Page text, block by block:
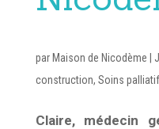
par Maison de Nicodème
construction, Soins
Claire, médecin